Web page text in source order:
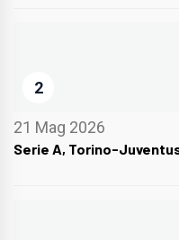
2
21 Mag 2026
Serie A, Torino-